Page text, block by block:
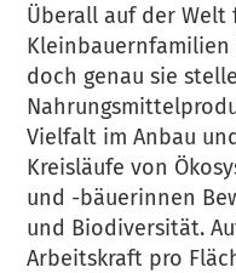
Überall auf der Welt
Kleinbauernfamilien
doch genau sie
Vielfalt im Anbau
Kreisläufe von
und -bäuerinnen
und Biodiversität.
Arbeitskraft pro